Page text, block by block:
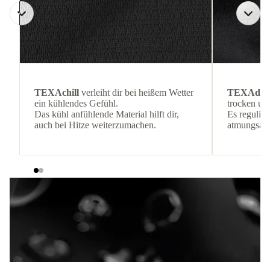
TEXAchill verleiht dir bei heißem Wetter
ein kühlendes Gefühl.
Das kühl anfühlende Material hilft dir,
auch bei Hitze weiterzumachen.
TEXAdri
trocken
Es